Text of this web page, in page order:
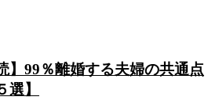
】99％離婚する夫婦の共通点
選】